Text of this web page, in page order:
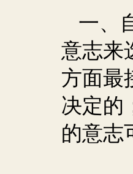
一、
意志来
方面最
决定的
的意志